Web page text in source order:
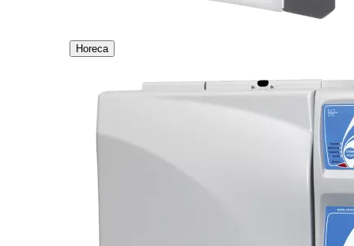
Horeca